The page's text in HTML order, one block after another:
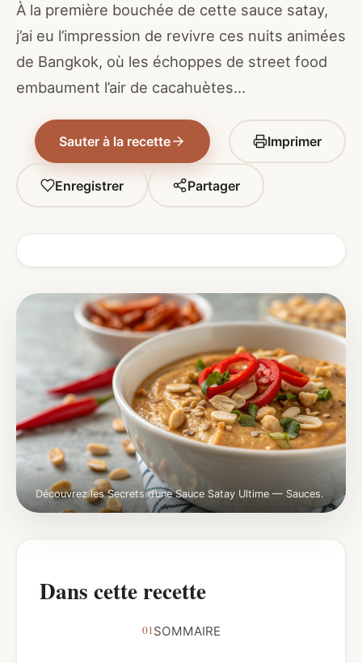
À la première bouchée de cette sauce satay,
j’ai eu l’impression de revivre ces nuits animées
de Bangkok, où les échoppes de street food
embaument l’air de cacahuètes…
Sauter à la recette Imprimer
Enregistrer Partager
Découvrez les Secrets d’une Sauce Satay Ultime — Sauces.
Dans cette recette
SOMMAIRE